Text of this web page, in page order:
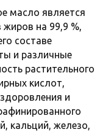
масло является
на 99,9 %,
составе
и различные
растительного
кислот,
и
кальций, железо,